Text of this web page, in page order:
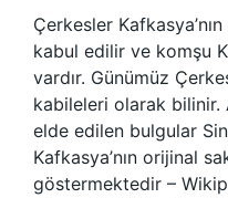
Çerkesler
kabul edilir ve komşu
vardır. Günümüz
kabileleri olarak bilinir.
elde edilen bulgular
Kafkasya’nın orijinal
göstermektedir –